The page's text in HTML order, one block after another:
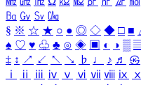
㏃ ㏉ ㏜ ㏆
§ ※ ☆ ★ ○ ● ◎ ◇ ◆ □ ■
♠ ♡ ♥ ♧ ♣ ⊙ ◈ ▣ ◐ ◑ ▒
‡ ↕ ↗ ↙ ↖ ↘ ♭ ♩ ♪ ♬ ㉿
ⅰ
ⅱ ⅲ ⅳ ⅴ ⅵ ⅶ ⅷ ⅸ ⅹ